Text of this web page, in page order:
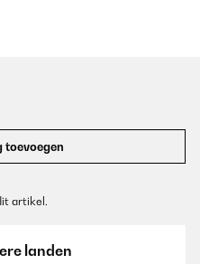
toevoegen
artikel.
landen